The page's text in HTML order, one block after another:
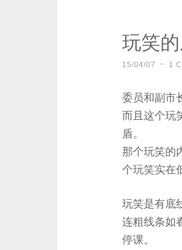
玩笑
15/04/07 ~ 1
委员和副市
而且这个玩
盾。
那个玩笑的
个玩笑实在
玩笑是有底
连粗线条如
停课。